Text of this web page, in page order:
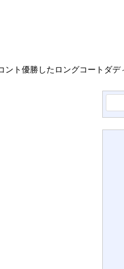
ント優勝したロングコートダ
索: